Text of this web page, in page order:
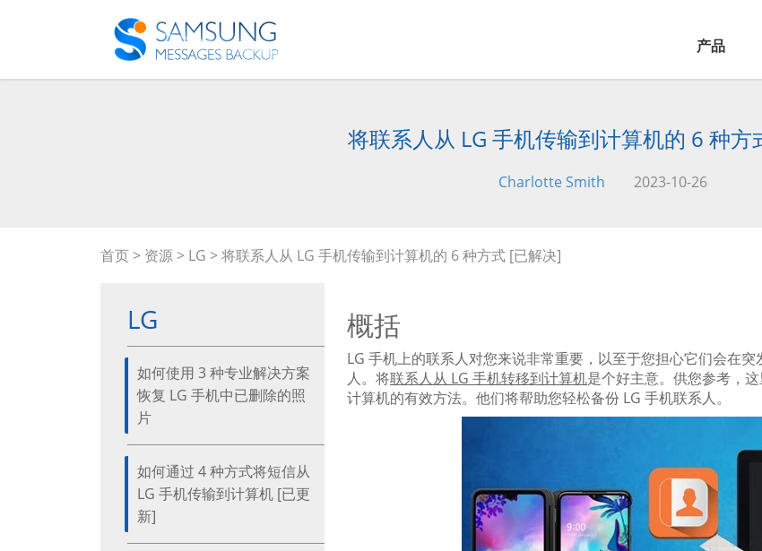
产品
将联系人从 LG 手机传输到计算机的 6 种方
Charlotte Smith 2023-10-26
首页 > 资源 > LG > 将联系人从 LG 手机传输到计算机的 6 种方式 [已解决]
LG
如何使用 3 种专业解决方案
恢复 LG 手机中已删除的照
片
如何通过 4 种方式将短信从
LG 手机传输到计算机 [已更
新]
概括
LG 手机上的联系人对您来说非常重要，以至于您担心它们会在
人。将联系人从 LG 手机转移到计算机是个好主意。供您参考，
计算机的有效方法。他们将帮助您轻松备份 LG 手机联系人。